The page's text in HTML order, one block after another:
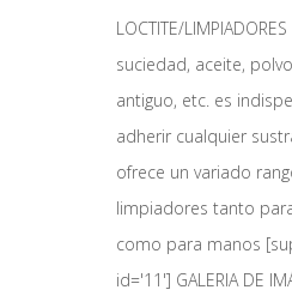
LOCTITE/
suciedad, aceite,
antiguo, etc. es
adherir cualquier
ofrece un variado
limpiadores tanto
como para manos
id='11'] GALERIA DE